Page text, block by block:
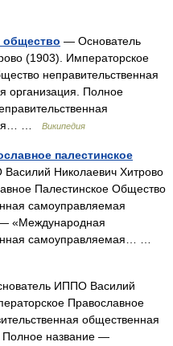
общество — Основатель
(1903). Императорское
неправительственная
организация. Полное
…
Википедия
палестинское
Николаевич Хитрово
Палестинское Общество
самоуправляемая
«Международная
самоуправляемая… …
ИППО Василий
Православное
общественная
Полное название ―